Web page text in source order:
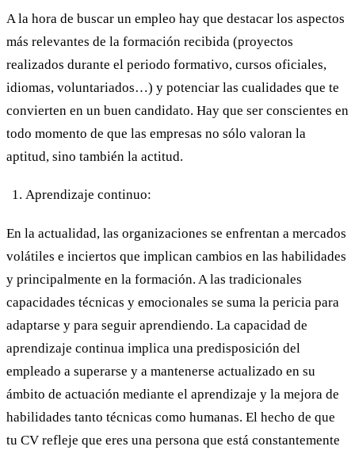
A la hora de buscar un empleo hay que destacar los aspectos
más relevantes de la formación recibida (proyectos
realizados durante el periodo formativo, cursos oficiales,
idiomas, voluntariados…) y potenciar las cualidades que te
convierten en un buen candidato. Hay que ser conscientes en
todo momento de que las empresas no sólo valoran la
aptitud, sino también la actitud.
Aprendizaje continuo:
En la actualidad, las organizaciones se enfrentan a mercados
volátiles e inciertos que implican cambios en las habilidades
y principalmente en la formación. A las tradicionales
capacidades técnicas y emocionales se suma la pericia para
adaptarse y para seguir aprendiendo. La capacidad de
aprendizaje continua implica una predisposición del
empleado a superarse y a mantenerse actualizado en su
ámbito de actuación mediante el aprendizaje y la mejora de
habilidades tanto técnicas como humanas. El hecho de que
tu CV refleje que eres una persona que está constantemente